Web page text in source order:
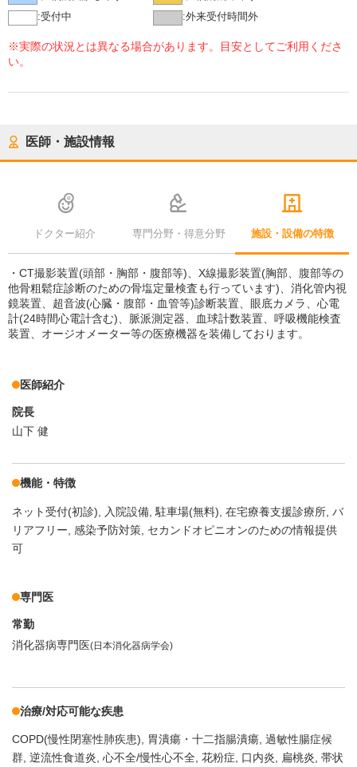
:受付中 :外来受付時間外
※実際の状況とは異なる場合があります。目安としてご利用くださ
い。
医師・施設情報
ドクター紹介 専門分野・得意分野 施設・設備の特徴
・CT撮影装置(頭部・胸部・腹部等)、X線撮影装置(胸部、腹部等の
他骨粗鬆症診断のための骨塩定量検査も行っています)、消化管内視
鏡装置、超音波(心臓・腹部・血管等)診断装置、眼底カメラ、心電
計(24時間心電計含む)、脈派測定器、血球計数装置、呼吸機能検査
装置、オージオメーター等の医療機器を装備しております。
医師紹介
院長
山下 健
機能・特徴
ネット受付(初診) 入院設備 駐車場(無料) 在宅療養支援診療所 バ
リアフリー 感染予防対策 セカンドオピニオンのための情報提供
可
専門医
常勤
消化器病専門医(日本消化器病学会)
治療/対応可能な疾患
COPD(慢性閉塞性肺疾患) 胃潰瘍・十二指腸潰瘍 過敏性腸症候
群 逆流性食道炎 心不全/慢性心不全 花粉症 口内炎 扁桃炎 帯状